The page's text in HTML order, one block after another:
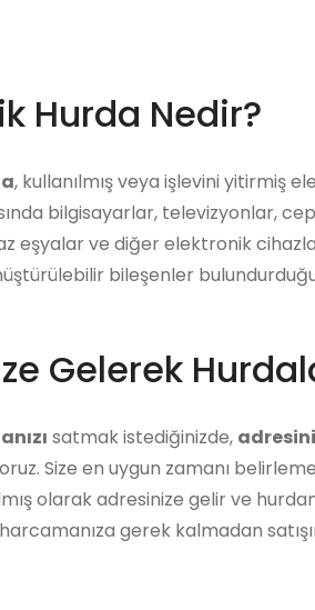
Hurda Nedir?
, kullanılmış veya işlevini yitirmiş
bilgisayarlar, televizyonlar,
eşyalar ve diğer elektronik
bileşenler
Gelerek
satmak istediğinizde,
Size en uygun zamanı
olarak adresinize gelir ve
gerek kalmadan